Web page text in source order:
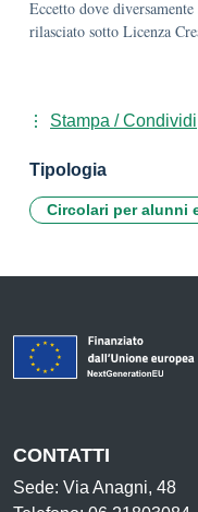
Eccetto dove
rilasciato sotto Licenza
Stampa / Condividi
Tipologia
Circolari per alunni
CONTATTI
Sede: Via Anagni, 48